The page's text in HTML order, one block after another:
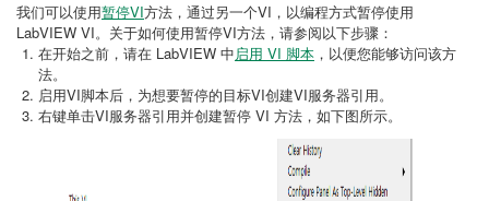
我们可以使用暂停VI方法，通过另一个VI，以编程方式暂停使用
LabVIEW VI。关于如何使用暂停VI方法，请参阅以下步骤：
在开始之前，请在 LabVIEW 中启用 VI 脚本 ，以便您能够访问该方
法。
启用VI脚本后，为想要暂停的目标VI创建VI服务器引用。
右键单击VI服务器引用并创建暂停 VI 方法，如下图所示。